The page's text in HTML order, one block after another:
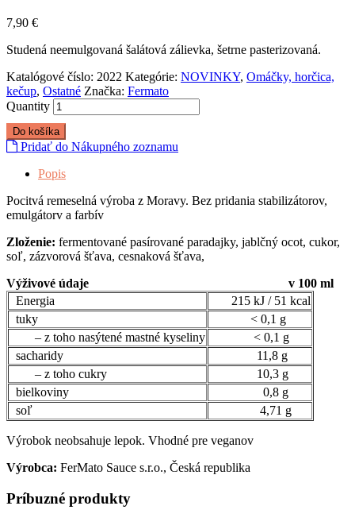
7,90 €
Studená neemulgovaná šalátová zálievka, šetrne pasterizovaná.
Katalógové číslo: 2022 Kategórie: NOVINKY, Omáčky, horčica,
kečup, Ostatné Značka: Fermato
Quantity
Do košíka
Pridať do Nákupného zoznamu
Popis
Pocitvá remeselná výroba z Moravy. Bez pridania stabilizátorov,
emulgátorv a farbív
Zloženie: fermentované pasírované paradajky, jablčný ocot, cukor,
soľ, zázvorová šťava, cesnaková šťava,
Výživové údaje
v 100 ml
Energia
215 kJ / 51 kcal
tuky
< 0,1 g
– z toho nasýtené mastné kyseliny
< 0,1 g
sacharidy
11,8 g
– z toho cukry
10,3 g
bielkoviny
0,8 g
soľ
4,71 g
Výrobok neobsahuje lepok. Vhodné pre veganov
Výrobca: FerMato Sauce s.r.o., Česká republika
Príbuzné produkty